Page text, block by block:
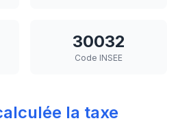
30032
Code INSEE
la taxe